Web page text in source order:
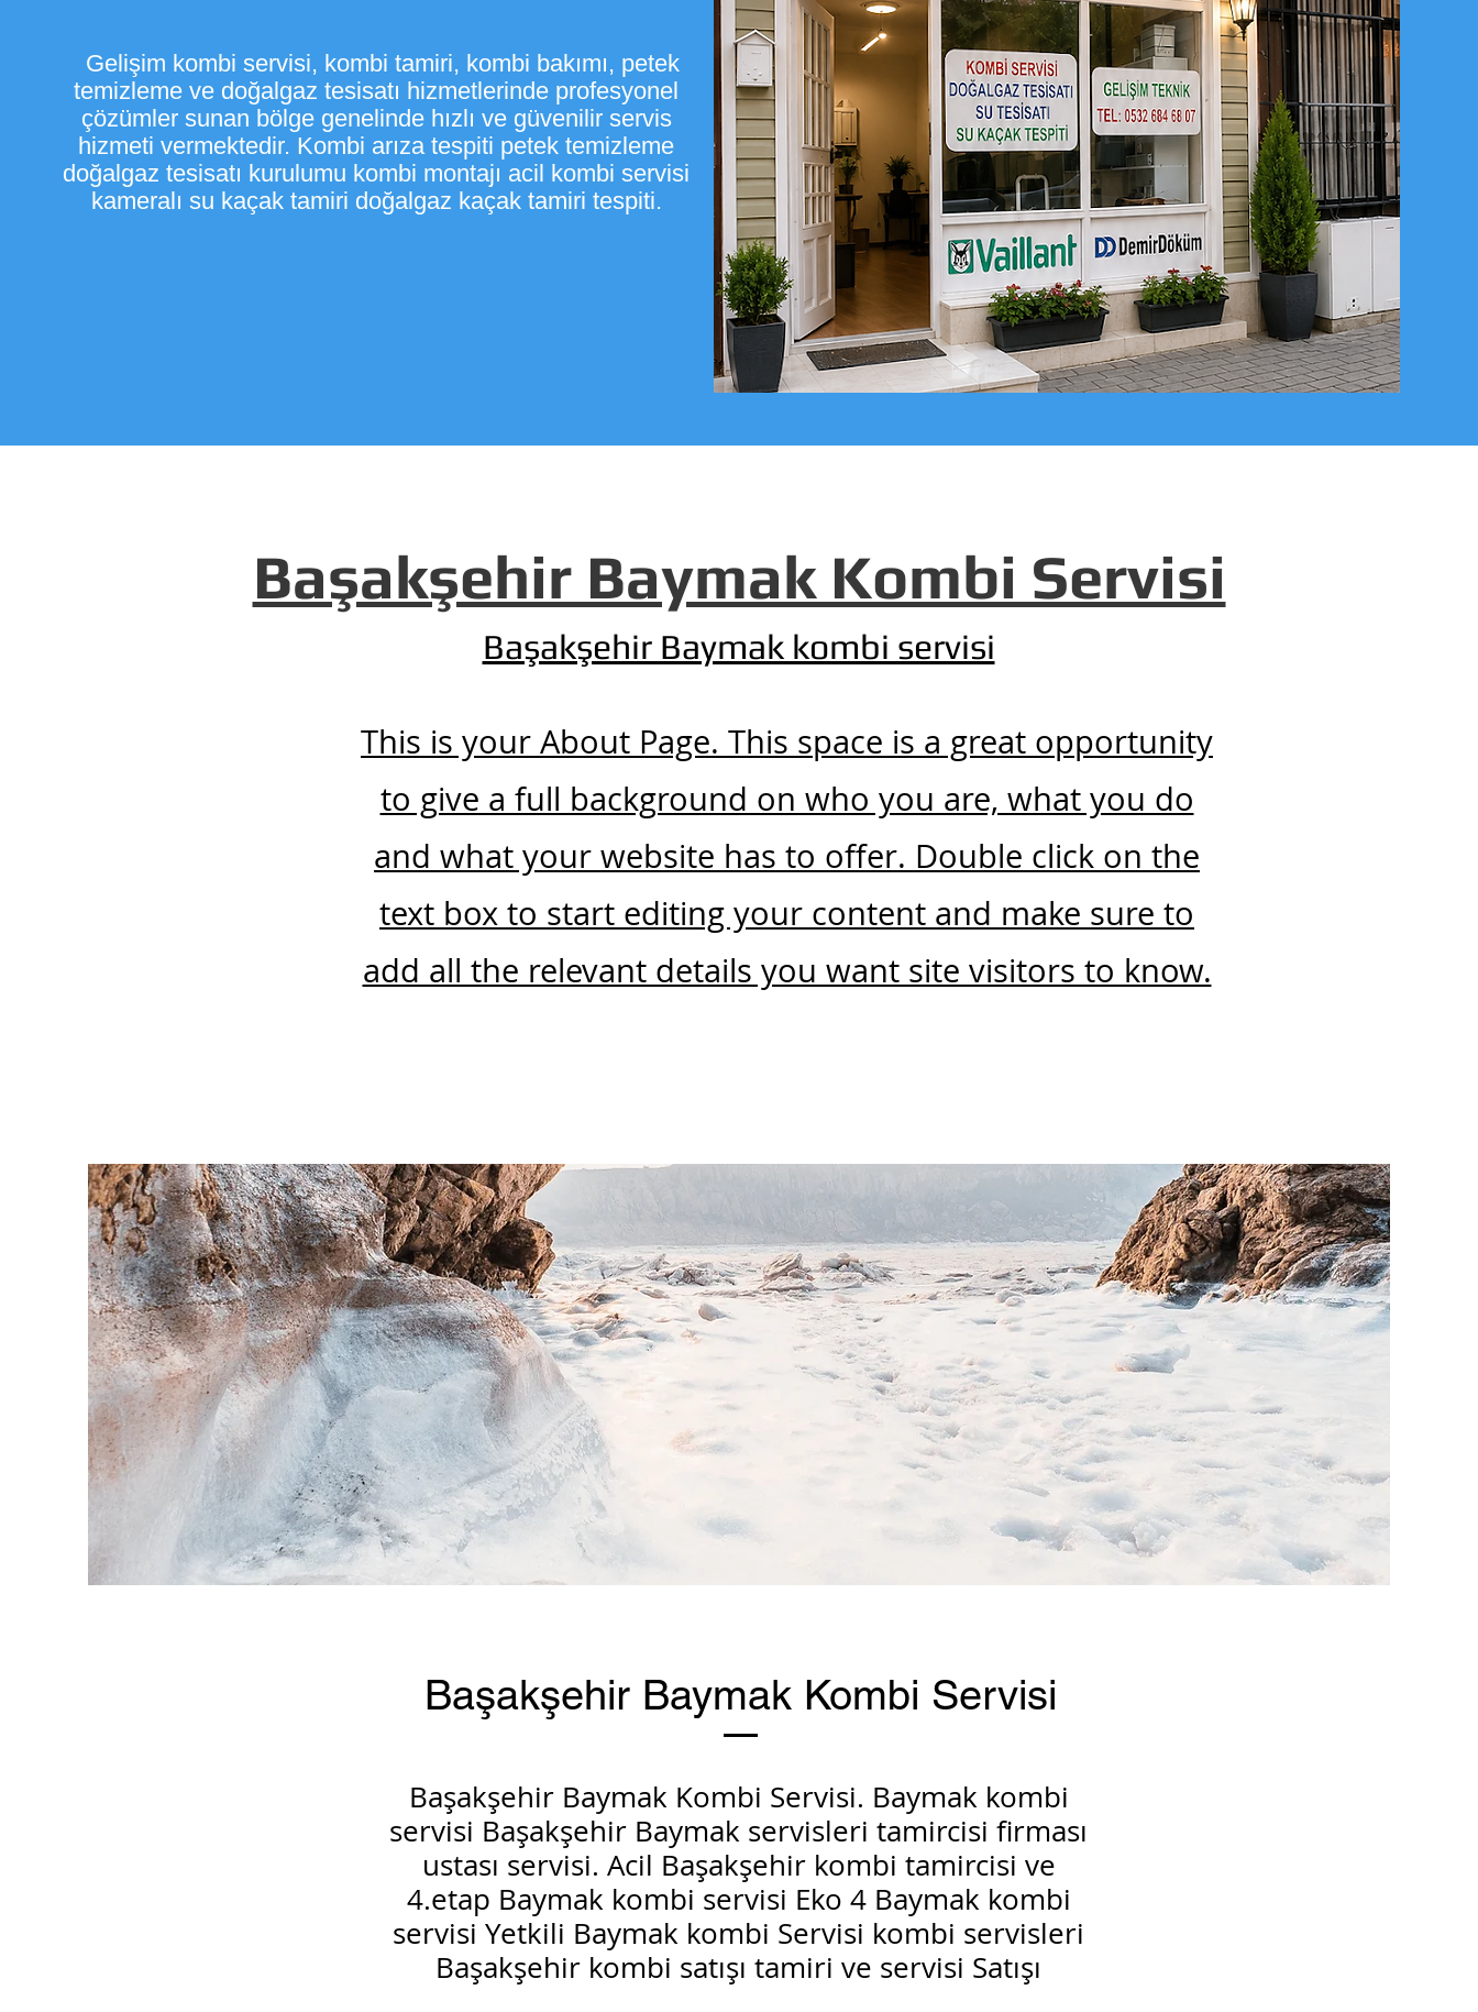
​Gelişim kombi servisi, kombi tamiri, kombi bakımı, petek
temizleme ve doğalgaz tesisatı hizmetlerinde profesyonel
çözümler sunan bölge genelinde hızlı ve güvenilir servis
hizmeti vermektedir. Kombi arıza tespiti petek temizleme
doğalgaz tesisatı kurulumu kombi montajı acil kombi servisi
kameralı su kaçak tamiri doğalgaz kaçak tamiri tespiti.
Başakşehir Baymak Kombi Servisi
Başakşehir Baymak kombi servisi
This is your About Page. This space is a great opportunity
to give a full background on who you are, what you do
and what your website has to offer. Double click on the
text box to start editing your content and make sure to
add all the relevant details you want site visitors to know.
Başakşehir Baymak Kombi Servisi
Başakşehir Baymak Kombi Servisi. Baymak kombi
servisi Başakşehir Baymak servisleri tamircisi firması
ustası servisi. Acil Başakşehir kombi tamircisi ve
4.etap Baymak kombi servisi Eko 4 Baymak kombi
servisi Yetkili Baymak kombi Servisi kombi servisleri
Başakşehir kombi satışı tamiri ve servisi Satışı